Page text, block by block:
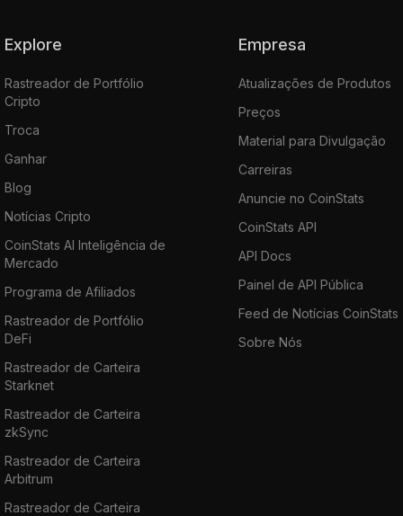
Explore
Rastreador de Portfólio
Cripto
Troca
Ganhar
Blog
Notícias Cripto
CoinStats AI Inteligência de
Mercado
Programa de Afiliados
Rastreador de Portfólio
DeFi
Rastreador de Carteira
Starknet
Rastreador de Carteira
zkSync
Rastreador de Carteira
Arbitrum
Rastreador de Carteira
Empresa
Atualizações de Produtos
Preços
Material para Divulgação
Carreiras
Anuncie no CoinStats
CoinStats API
API Docs
Painel de API Pública
Feed de Notícias CoinStats
Sobre Nós